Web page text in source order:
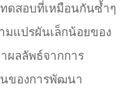
ดสอบที่เหมือนกันซ้ำๆ
มแปรผันเล็กน้อยของ
ผลลัพธ์จากการ
ของการพัฒนา